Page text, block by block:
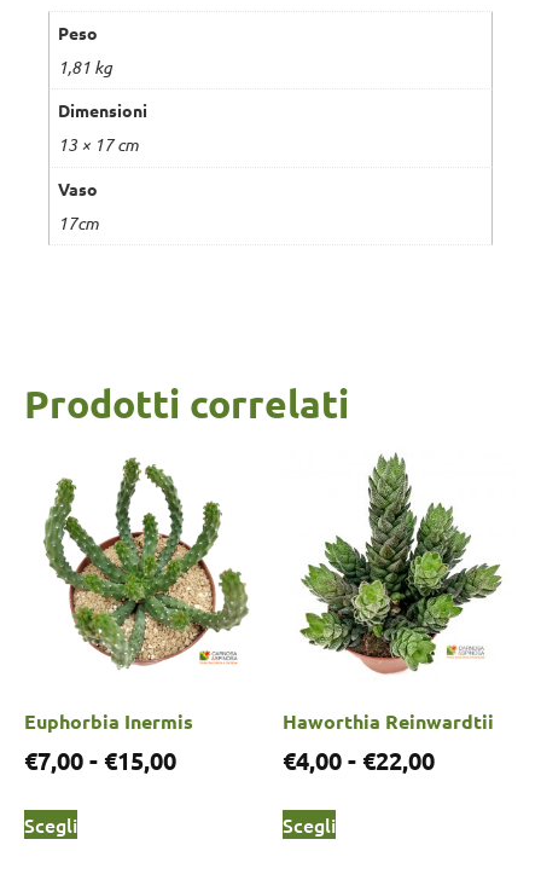
Peso
1,81 kg
Dimensioni
13 × 17 cm
Vaso
17cm
Prodotti correlati
Euphorbia Inermis
€7,00- €15,00
Scegli
Haworthia Reinwardtii
€4,00- €22,00
Scegli